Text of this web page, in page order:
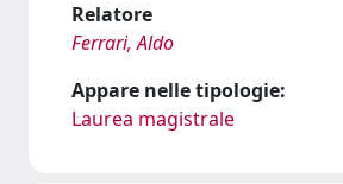
Relatore
Ferrari, Aldo
Appare nelle tipologie:
Laurea magistrale